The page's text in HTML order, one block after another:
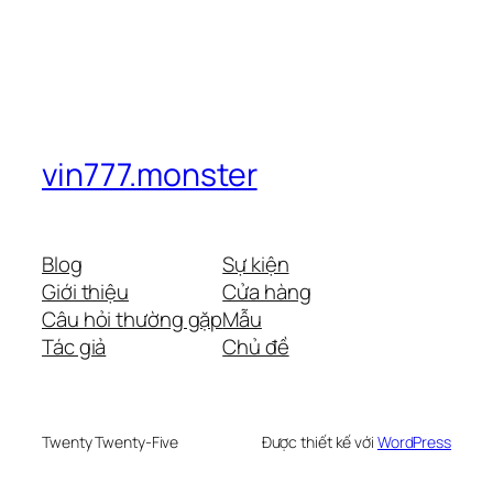
vin777.monster
Blog
Giới thiệu
Câu hỏi thường gặp
Tác giả
Sự kiện
Cửa hàng
Mẫu
Chủ đề
Twenty Twenty-Five Được thiết kế với WordPress